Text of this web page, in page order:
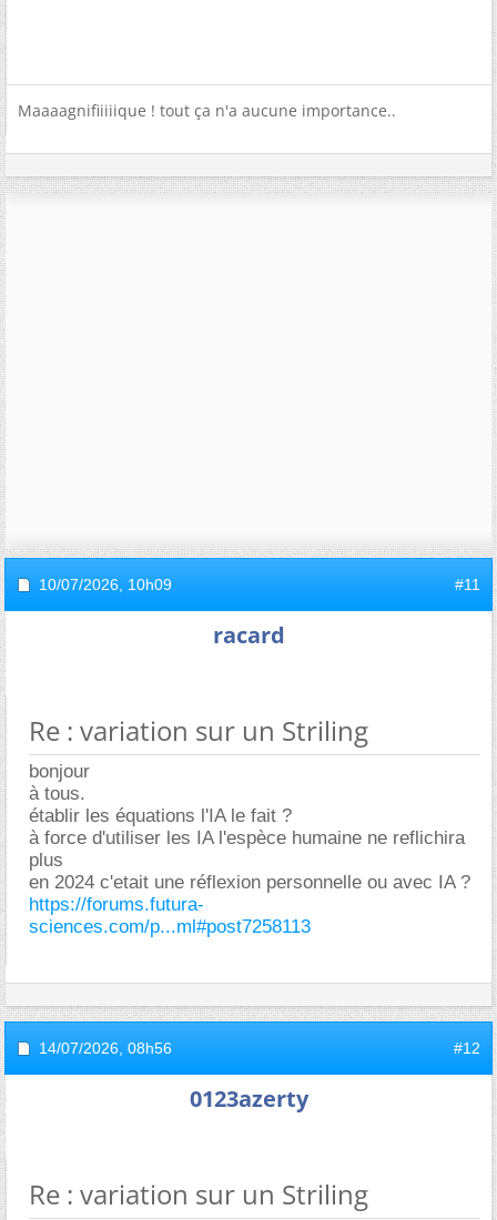
Maaaagnifiiiiique ! tout ça n'a aucune importance..
10/07/2026, 10h09 #11
racard
Re : variation sur un Striling
bonjour
à tous.
établir les équations l'IA le fait ?
à force d'utiliser les IA l'espèce humaine ne reflichira
plus
en 2024 c'etait une réflexion personnelle ou avec IA ?
https://forums.futura-
sciences.com/p...ml#post7258113
14/07/2026, 08h56 #12
0123azerty
Re : variation sur un Striling